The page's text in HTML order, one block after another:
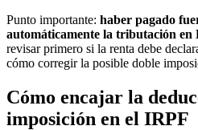
Punto importante: haber pagado
automáticamente la tributación en
revisar primero si la renta debe
cómo corregir la posible doble
Cómo encajar la
imposición en el IRPF